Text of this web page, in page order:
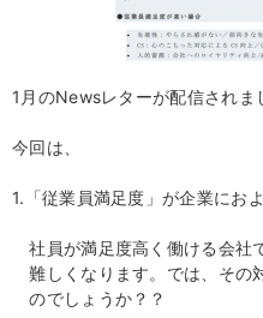
1月のNewsレターが配信されま
今回は、
1.「従業員満足度」が企業にお
社員が満足度高く働ける会社
難しくなります。では、その
のでしょうか？？